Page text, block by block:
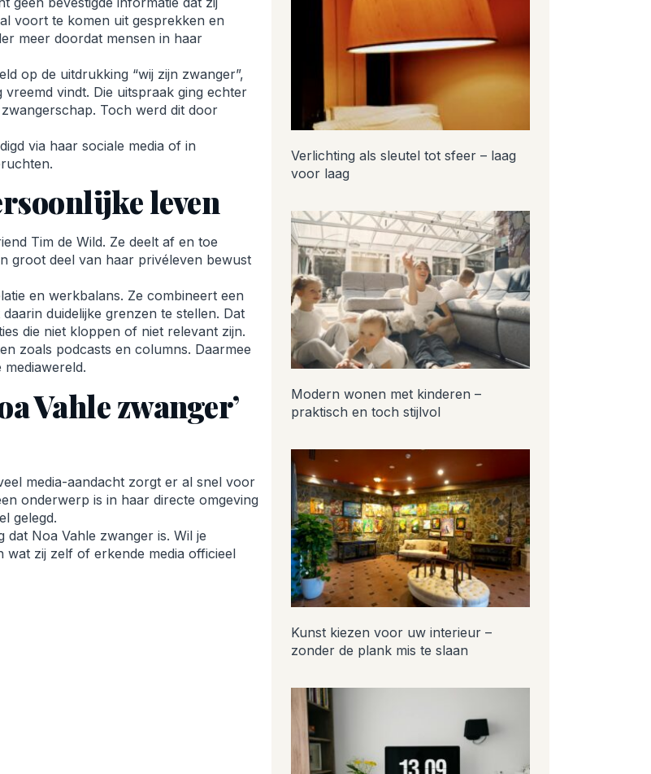
voort te komen uit gesprekken en
meer doordat mensen in haar
op de uitdrukking “wij zijn zwanger”,
vindt. Die uitspraak ging echter
Toch werd dit door
via haar sociale media of in
leven
Tim de Wild. Ze deelt af en toe
groot deel van haar privéleven bewust
en werkbalans. Ze combineert een
duidelijke grenzen te stellen. Dat
die niet kloppen of niet relevant zijn.
zoals podcasts en columns. Daarmee
Vahle zwanger’
media-aandacht zorgt er al snel voor
onderwerp is in haar directe omgeving
gelegd.
Noa Vahle zwanger is. Wil je
wat zij zelf of erkende media officieel
Verlichting als sleutel tot sfeer – laag
voor laag
Modern wonen met kinderen –
praktisch en toch stijlvol
Kunst kiezen voor uw interieur –
zonder de plank mis te slaan